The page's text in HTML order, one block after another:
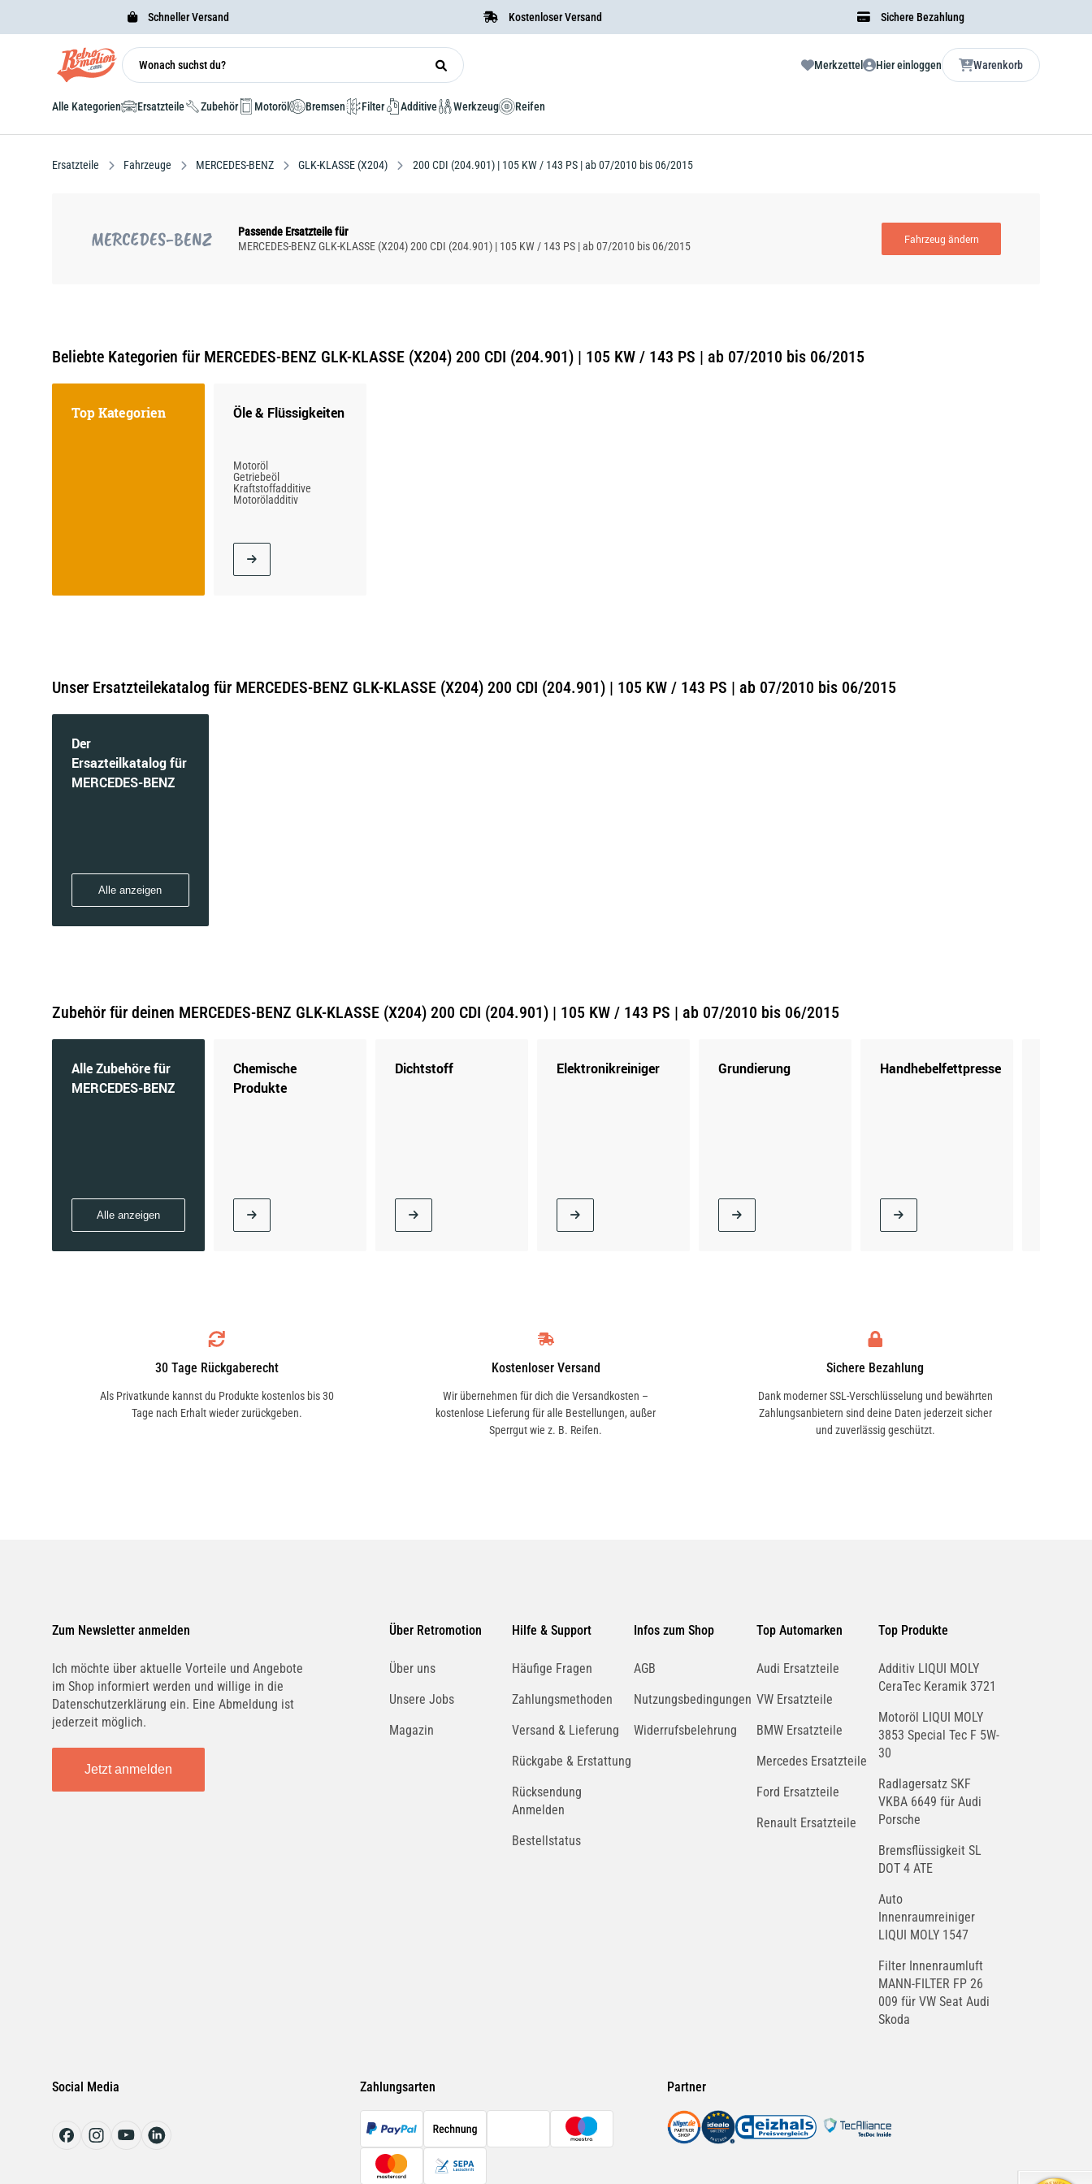
Schneller Versand Kostenloser Versand Sichere Bezahlung
Merkzettel Hier einloggen Warenkorb
Alle Kategorien Ersatzteile Zubehör Motoröl Bremsen Filter Additive Werkzeug Reifen
Ersatzteile Fahrzeuge MERCEDES-BENZ GLK-KLASSE (X204) 200 CDI (204.901) | 105 KW / 143 PS | ab 07/2010 bis 06/2015
MERCEDES-BENZ
Passende Ersatzteile für
MERCEDES-BENZ GLK-KLASSE (X204) 200 CDI (204.901) | 105 KW / 143 PS | ab 07/2010 bis 06/2015
Fahrzeug ändern
Beliebte Kategorien für MERCEDES-BENZ GLK-KLASSE (X204) 200 CDI (204.901) | 105 KW / 143 PS | ab 07/2010 bis 06/2015
Top Kategorien Öle & Flüssigkeiten
Motoröl
Getriebeöl
Kraftstoffadditive
Motoröladditiv
Unser Ersatzteilekatalog für MERCEDES-BENZ GLK-KLASSE (X204) 200 CDI (204.901) | 105 KW / 143 PS | ab 07/2010 bis 06/2015
Der
Ersazteilkatalog für
MERCEDES-BENZ
Alle anzeigen
Zubehör für deinen MERCEDES-BENZ GLK-KLASSE (X204) 200 CDI (204.901) | 105 KW / 143 PS | ab 07/2010 bis 06/2015
Alle Zubehöre für
MERCEDES-BENZ
Alle anzeigen
Chemische
Produkte
Dichtstoff Elektronikreiniger Grundierung Handhebelfettpresse
30 Tage Rückgaberecht
Als Privatkunde kannst du Produkte kostenlos bis 30
Tage nach Erhalt wieder zurückgeben.
Kostenloser Versand
Wir übernehmen für dich die Versandkosten –
kostenlose Lieferung für alle Bestellungen, außer
Sperrgut wie z. B. Reifen.
Sichere Bezahlung
Dank moderner SSL-Verschlüsselung und bewährten
Zahlungsanbietern sind deine Daten jederzeit sicher
und zuverlässig geschützt.
Zum Newsletter anmelden
Ich möchte über aktuelle Vorteile und Angebote
im Shop informiert werden und willige in die
Datenschutzerklärung ein. Eine Abmeldung ist
jederzeit möglich.
Jetzt anmelden
Über Retromotion
Über uns
Unsere Jobs
Magazin
Hilfe & Support
Häufige Fragen
Zahlungsmethoden
Versand & Lieferung
Rückgabe & Erstattung
Rücksendung
Anmelden
Bestellstatus
Infos zum Shop
AGB
Nutzungsbedingungen
Widerrufsbelehrung
Top Automarken
Audi Ersatzteile
VW Ersatzteile
BMW Ersatzteile
Mercedes Ersatzteile
Ford Ersatzteile
Renault Ersatzteile
Top Produkte
Additiv LIQUI MOLY
CeraTec Keramik 3721
Motoröl LIQUI MOLY
3853 Special Tec F 5W-
30
Radlagersatz SKF
VKBA 6649 für Audi
Porsche
Bremsflüssigkeit SL
DOT 4 ATE
Auto
Innenraumreiniger
LIQUI MOLY 1547
Filter Innenraumluft
MANN-FILTER FP 26
009 für VW Seat Audi
Skoda
Social Media Zahlungsarten Partner